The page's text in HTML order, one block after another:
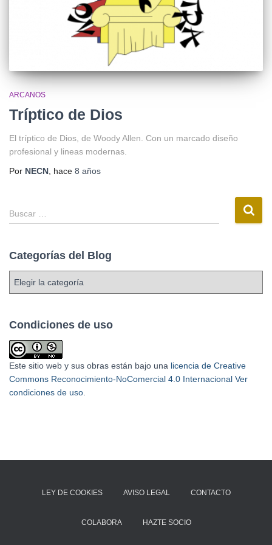
ARCANOS
Tríptico de Dios
El tríptico de Dios, de Woody Allen. Con un marcado diseño
profesional y lineas modernas.
Por NECN , hace 8 años
Buscar …
Categorías del Blog
Condiciones de uso
Este sitio web y sus obras están bajo una licencia de Creative
Commons Reconocimiento-NoComercial 4.0 Internacional Ver
condiciones de uso
LEY DE COOKIES AVISO LEGAL CONTACTO
COLABORA HAZTE SOCIO